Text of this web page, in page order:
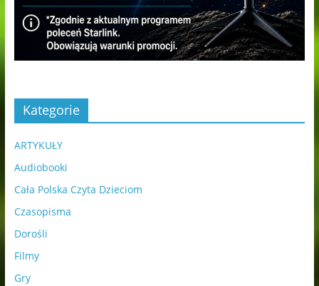
Kategorie
ARTYKUŁY
Audiobooki
Cała Polska Czyta Dzieciom
Czasopisma
Dorośli
Filmy
Gry